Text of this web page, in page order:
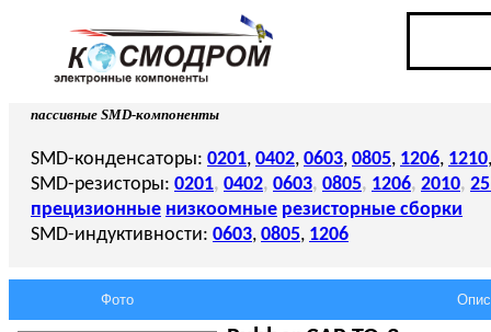
пассивные SMD-компоненты
SMD-конденсаторы: 0201, 0402, 0603, 0805, 1206, 1210,
SMD-резисторы: 0201, 0402, 0603, 0805, 1206, 2010,
прецизионные низкоомные резисторные сборки
SMD-индуктивности: 0603, 0805, 1206
Фото